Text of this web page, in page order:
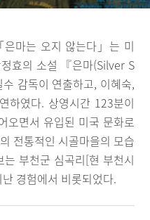
마는 오지 않는다」는 미
효의 소설 『은마(Silver S
감독이 연출하고, 이혜숙,
하였다. 상영시간 123분이
오면서 유입된 미국 문화로
전통적인 시골마을의 모습
부천군 심곡리[현 부천시
경험에서 비롯되었다.